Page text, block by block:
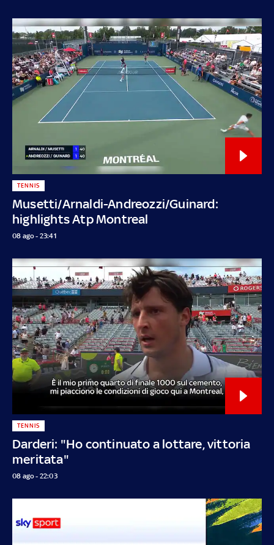
Musetti/Arnaldi-Andreozzi/Guinard:
highlights Atp Montreal
TENNIS
08 ago - 23:41
Darderi: "Ho continuato a lottare, vittoria
meritata"
TENNIS
08 ago - 22:03